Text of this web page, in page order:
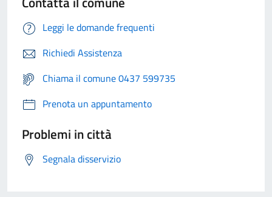
Leggi le domande frequenti
Richiedi Assistenza
Chiama il comune 0437 599735
Prenota un appuntamento
Problemi in città
Segnala disservizio